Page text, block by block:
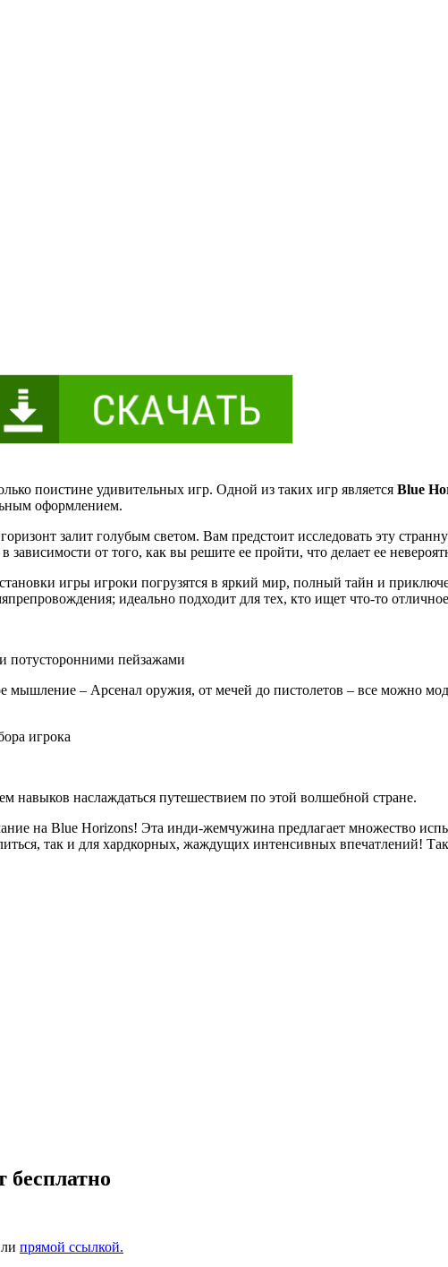
поистине удивительных игр. Одной из таких игр является Blue
оформлением.
залит голубым светом. Вам предстоит исследовать эту
от того, как вы решите ее пройти, что делает ее
игры игроки погрузятся в яркий мир, полный тайн и
идеально подходит для тех, кто ищет что-то
потусторонними пейзажами
мышление – Арсенал оружия, от мечей до пистолетов – все можно
игрока
наслаждаться путешествием по этой волшебной стране.
на Blue Horizons! Эта инди-жемчужина предлагает множество
так и для хардкорных, жаждущих интенсивных впечатлений!
бесплатно
прямой ссылкой.